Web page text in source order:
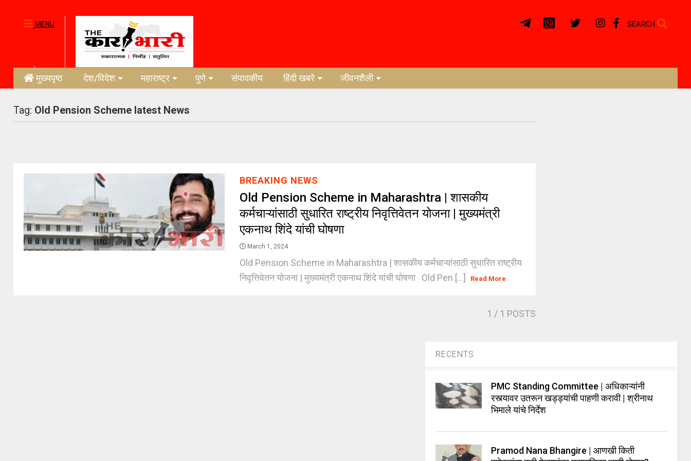
MENU SEARCH
मुख्यपृष्ठ देश/विदेश महाराष्ट्र पुणे संपादकीय हिंदी खबरे जीवनशैली
Tag: Old Pension Scheme latest News
BREAKING NEWS
Old Pension Scheme in Maharashtra | शासकीय
कर्मचाऱ्यांसाठी सुधारित राष्ट्रीय निवृत्तिवेतन योजना | मुख्यमंत्री
एकनाथ शिंदे यांची घोषणा
March 1, 2024
Old Pension Scheme in Maharashtra | शासकीय कर्मचाऱ्यांसाठी सुधारित राष्ट्रीय
निवृत्तिवेतन योजना | मुख्यमंत्री एकनाथ शिंदे यांची घोषणा Old Pen [...]
Read More
1 / 1 POSTS
RECENTS
PMC Standing Committee | अधिकाऱ्यांनी
रस्त्यावर उतरून खड्ड्यांची पाहणी करावी | श्रीनाथ
भिमाले यांचे निर्देश
Pramod Nana Bhangire | आणखी किती